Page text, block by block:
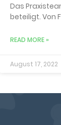
Das
beteiligt. Von
READ MORE »
August 17, 2022